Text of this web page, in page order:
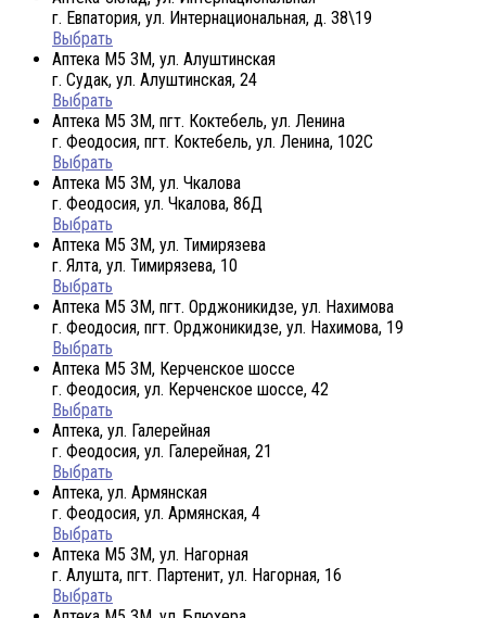
г. Евпатория, ул. Интернациональная, д. 38\19
Выбрать
Аптека М5 3М, ул. Алуштинская
г. Судак, ул. Алуштинская, 24
Выбрать
Аптека М5 3М, пгт. Коктебель, ул. Ленина
г. Феодосия, пгт. Коктебель, ул. Ленина, 102С
Выбрать
Аптека М5 3М, ул. Чкалова
г. Феодосия, ул. Чкалова, 86Д
Выбрать
Аптека М5 3М, ул. Тимирязева
г. Ялта, ул. Тимирязева, 10
Выбрать
Аптека М5 3М, пгт. Орджоникидзе, ул. Нахимова
г. Феодосия, пгт. Орджоникидзе, ул. Нахимова, 19
Выбрать
Аптека М5 3М, Керченское шоссе
г. Феодосия, ул. Керченское шоссе, 42
Выбрать
Аптека, ул. Галерейная
г. Феодосия, ул. Галерейная, 21
Выбрать
Аптека, ул. Армянская
г. Феодосия, ул. Армянская, 4
Выбрать
Аптека М5 3М, ул. Нагорная
г. Алушта, пгт. Партенит, ул. Нагорная, 16
Выбрать